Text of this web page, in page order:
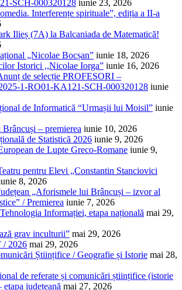
SCH-000320128 iunie 23, 2026
Interferențe spirituale”, ediția a II-a
Ilieș (7A) la Balcaniada de Matematică!
„Nicolae Bocșan” iunie 18, 2026
Istorici ,,Nicolae Iorga” iunie 16, 2026
de selecție PROFESORI –
1-RO01-KA121-SCH-000320128 iunie
de Informatică “Urmașii lui Moisil” iunie
– premierea iunie 10, 2026
de Statistică 2026 iunie 9, 2026
de Lupte Greco-Romane iunie 9,
pentru Elevi „Constantin Stanciovici
8, 2026
„Aforismele lui Brâncuși – izvor al
/ Premierea iunie 7, 2026
Informației, etapa națională mai 29,
grav inculturii” mai 29, 2026
2026 mai 29, 2026
Științifice / Geografie și Istorie mai 28,
de referate și comunicări științifice (istorie
județeană mai 27, 2026